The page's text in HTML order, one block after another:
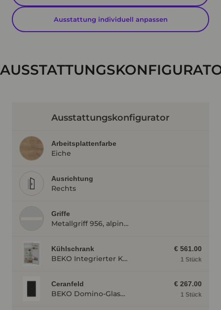
Ausstattung individuell anpassen
Ausstattungskonfigurator
Arbeitsplattenfarbe
Eiche
Ausrichtung
Rechts
Griffe
Metallgriff 956, alpinweiß
Kühlschrank
BEKO Integrierter Kühlautomat BSSA210K4SN BSSA210K4SN
€ 561.00
1 Stück
Ceranfeld
BEKO Domino-Glaskeramik- Induktionskochfeld HDMI32400DT, autark, Rahmenlos HDMI32400DT
€ 267.00
1 Stück